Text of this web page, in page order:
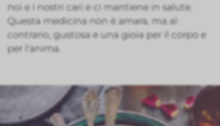
noi e i nostri cari e ci mantiene in salute.
Questa medicina non è amara, ma al
contrario, gustosa e una gioia per il corpo e
per l'anima.